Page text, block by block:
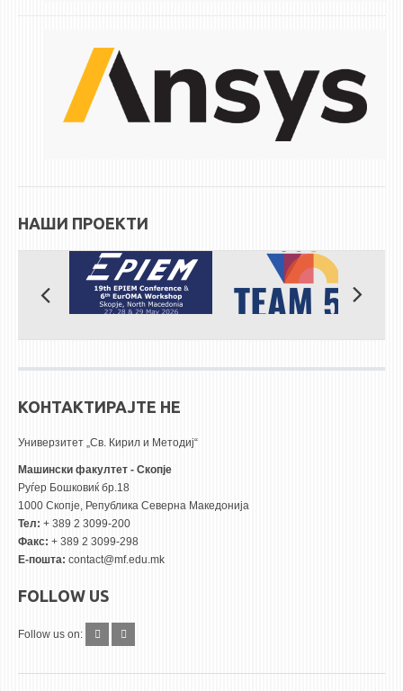
ОГЛАСНА ТАБЛА
СООПШТЕНИЈА
СТИПЕНДИИ/ПРАКСИ
СТИПЕНДИИ
ПРАКСИ
КОНТАКТ
НАШИ ПРОЕКТИ
КОНТАКТИРАЈТЕ НЕ
Универзитет „Св. Кирил и Методиј“
Машински факултет - Скопје
Руѓер Бошковиќ бр.18
1000 Скопје, Република Северна Македонија
Тел: + 389 2 3099-200
Факс: + 389 2 3099-298
Е-пошта: contact@mf.edu.mk
FOLLOW US
Follow us on: